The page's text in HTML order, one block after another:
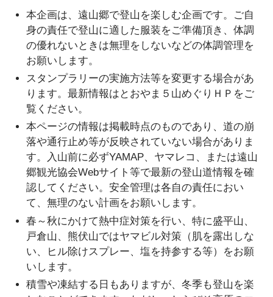
本企画は、遠山郷で登山を楽しむ企画です。ご自
身の責任で登山に適した服装をご準備頂き、体調
の優れないときは無理をしないなどの体調管理を
お願いします。
スタンプラリーの実施方法等を変更する場合があ
ります。最新情報はとおやま５山めぐりＨＰをご
覧ください。
本ページの情報は掲載時点のものであり、道の崩
落や通行止め等が反映されていない場合がありま
す。入山前に必ずYAMAP、ヤマレコ、または遠山
郷観光協会Webサイト等で最新の登山道情報を確
認してください。安全管理は各自の責任におい
て、無理のない計画をお願いします。
春～秋にかけて熱中症対策を行い、特に盛平山、
戸倉山、熊伏山ではヤマビル対策（肌を露出しな
い、ヒル除けスプレー、塩を持参する等）をお願
いします。
積雪や凍結する日もありますが、冬季も登山を楽